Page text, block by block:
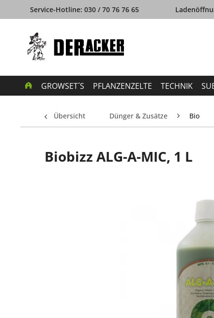
Service-Hotline: 030 / 70 76 76 65
GROWSET´S PFLANZENZELTE TECHNIK
Übersicht Dünger & Zusätze Bio
Biobizz ALG-A-MIC, 1 L